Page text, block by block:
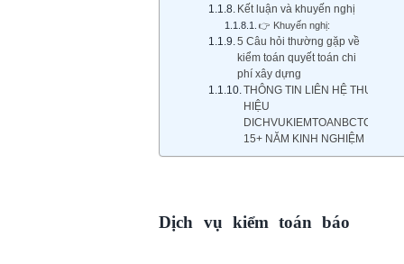
Kết luận và khuyến nghị
👉 Khuyến nghị:
5 Câu hỏi thường gặp về
kiểm toán quyết toán chi
phí xây dựng
THÔNG TIN LIÊN HỆ THƯƠNG
HIỆU
DICHVUKIEMTOANBCTC.COM
15+ NĂM KINH NGHIỆM
Dịch vụ kiểm toán báo